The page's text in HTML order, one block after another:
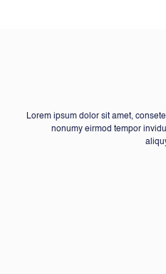
Lorem ipsum dolor sit amet,
nonumy eirmod tempor